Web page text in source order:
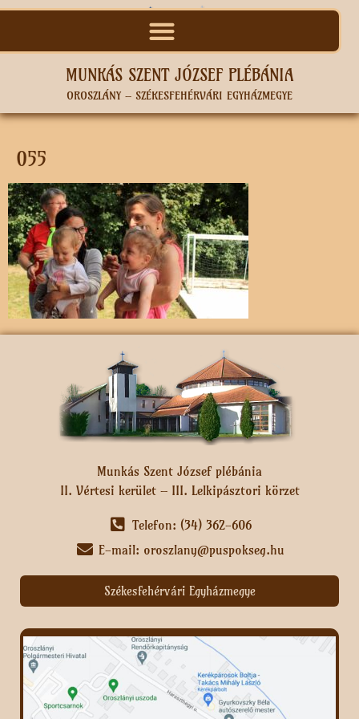
MUNKÁS SZENT JÓZSEF PLÉBÁNIA
OROSZLÁNY – SZÉKESFEHÉRVÁRI EGYHÁZMEGYE
055
Munkás Szent József plébánia
II. Vértesi kerület – III. Lelkipásztori körzet
Telefon: (34) 362-606
E-mail: oroszlany@puspokseg.hu
Székesfehérvári Egyházmegye